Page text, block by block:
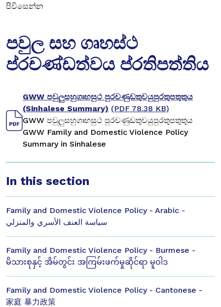
පිවිසෙන්න
පවුල සහ ගෘහස්ථ
ප්රචණ්ඩත්වය ප්රතිපත්තිය
GWW පවුලුසහුගෘහසුථ පුරචණුඩතුවයුපුරතුපතුතුය
(Sinhalese Summary) (PDF 78.38 KB)
GWW පවුලුසහුගෘහසුථ පුරචණුඩතුවයුපුරතුපතුතුය
GWW Family and Domestic Violence Policy
Summary in Sinhalese
In this section
Family and Domestic Violence Policy - Arabic -
سياسة العنف الأسري والمنزلي
Family and Domestic Violence Policy - Burmese -
မိသားစုနှင့် အိမ်တွင်း အကြမ်းဖက်မှုဆိုင်ရာ မူဝါဒ
Family and Domestic Violence Policy - Cantonese -
家庭 暴力政策